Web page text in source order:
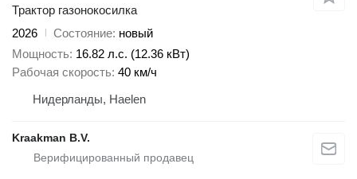
Трактор газонокосилка
2026
Состояние новый
Мощность 16.82 л.с. (12.36 кВт)
Рабочая скорость 40 км/ч
Нидерланды, Haelen
Kraakman B.V.